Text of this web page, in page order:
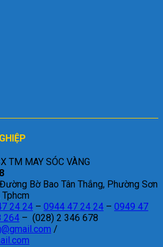
TM MAY SÓC VÀNG
Bờ Bao Tân Thắng, Phường Sơn
Tphcm
24 24 – 0944 47 24 24 – 0949 47
264 – (028) 2 346 678
/